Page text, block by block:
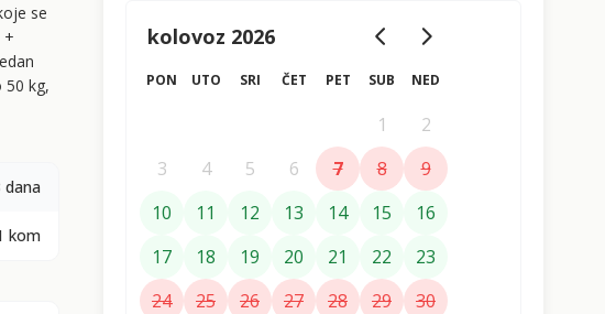
se
+
50 kg,
dana
kom
kolovoz 2026
PON UTO SRI ČET PET SUB NED
1
2
3
4 5 6 7 8
9
10
11 12 13 14 15
16
17
18 19 20 21 22
23
24
25 26 27 28 29
30